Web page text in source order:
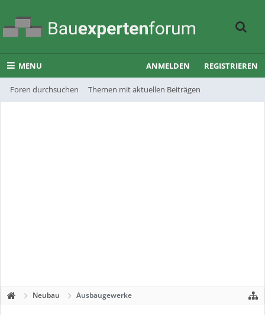
MENU
Foren durchsuchen Themen mit aktuellen Beiträgen
ANMELDEN REGISTRIEREN
Neubau Ausbaugewerke